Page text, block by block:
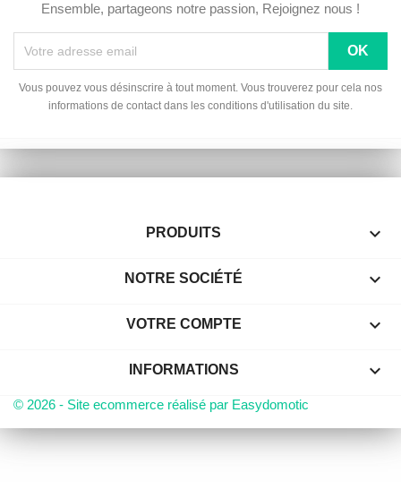
Ensemble, partageons notre passion, Rejoignez nous !
Vous pouvez vous désinscrire à tout moment. Vous trouverez pour cela nos
informations de contact dans les conditions d'utilisation du site.
PRODUITS 
NOTRE SOCIÉTÉ 
VOTRE COMPTE 
INFORMATIONS keyboard_arrow_down
© 2026 - Site ecommerce réalisé par Easydomotic